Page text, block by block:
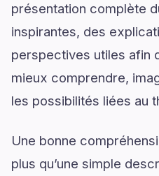
présentation complète
inspirantes, des
perspectives utiles afin
mieux comprendre,
les possibilités liées au
Une bonne
plus qu’une simple